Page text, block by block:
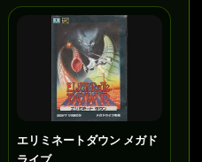
エリミネートダウン メガド
ライブ